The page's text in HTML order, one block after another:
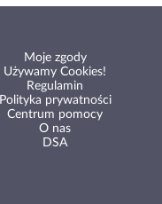
Moje zgody
Używamy Cookies!
Regulamin
Polityka prywatności
Centrum pomocy
O nas
DSA